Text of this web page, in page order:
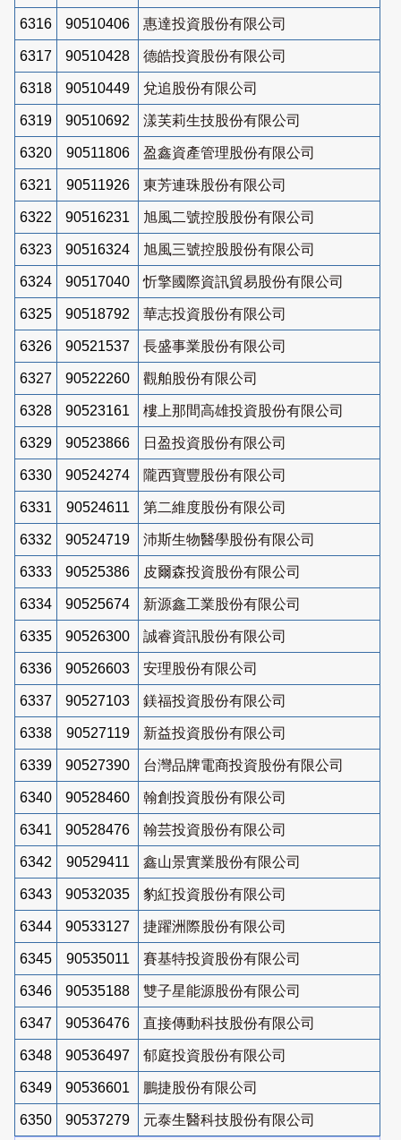
6316 90510406 惠達投資股份有限公司
6317 90510428 德皓投資股份有限公司
6318 90510449 兌追股份有限公司
6319 90510692 漾芙莉生技股份有限公司
6320 90511806 盈鑫資產管理股份有限公司
6321 90511926 東芳連珠股份有限公司
6322 90516231 旭風二號控股股份有限公司
6323 90516324 旭風三號控股股份有限公司
6324 90517040 忻擎國際資訊貿易股份有限公司
6325 90518792 華志投資股份有限公司
6326 90521537 長盛事業股份有限公司
6327 90522260 觀舶股份有限公司
6328 90523161 樓上那間高雄投資股份有限公司
6329 90523866 日盈投資股份有限公司
6330 90524274 隴西寶豐股份有限公司
6331 90524611 第二維度股份有限公司
6332 90524719 沛斯生物醫學股份有限公司
6333 90525386 皮爾森投資股份有限公司
6334 90525674 新源鑫工業股份有限公司
6335 90526300 誠睿資訊股份有限公司
6336 90526603 安理股份有限公司
6337 90527103 鎂福投資股份有限公司
6338 90527119 新益投資股份有限公司
6339 90527390 台灣品牌電商投資股份有限公司
6340 90528460 翰創投資股份有限公司
6341 90528476 翰芸投資股份有限公司
6342 90529411 鑫山景實業股份有限公司
6343 90532035 豹紅投資股份有限公司
6344 90533127 捷躍洲際股份有限公司
6345 90535011 賽基特投資股份有限公司
6346 90535188 雙子星能源股份有限公司
6347 90536476 直接傳動科技股份有限公司
6348 90536497 郁庭投資股份有限公司
6349 90536601 鵬捷股份有限公司
6350 90537279
元泰生醫科技股份有限公司